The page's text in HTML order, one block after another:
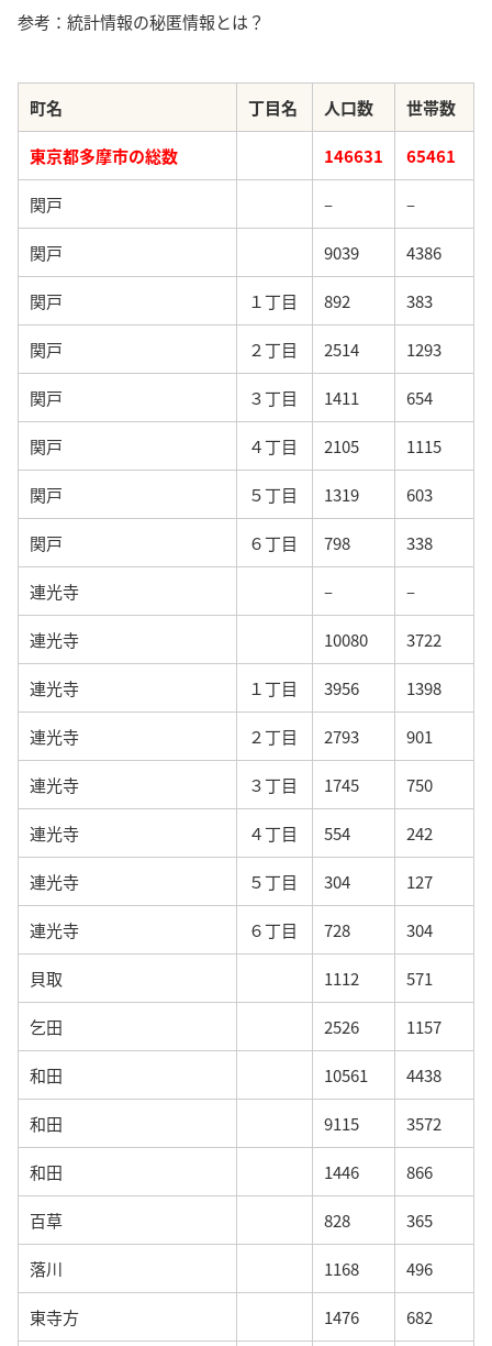
参考：統計情報の秘匿情報とは？
町名 丁目名 人口数 世帯数
東京都多摩市の総数 146631 65461
関戸 – –
関戸 9039 4386
関戸 １丁目 892 383
関戸 ２丁目 2514 1293
関戸 ３丁目 1411 654
関戸 ４丁目 2105 1115
関戸 ５丁目 1319 603
関戸 ６丁目 798 338
連光寺 – –
連光寺 10080 3722
連光寺 １丁目 3956 1398
連光寺 ２丁目 2793 901
連光寺 ３丁目 1745 750
連光寺 ４丁目 554 242
連光寺 ５丁目 304 127
連光寺 ６丁目 728 304
貝取 1112 571
乞田 2526 1157
和田 10561 4438
和田 9115 3572
和田 1446 866
百草 828 365
落川 1168 496
東寺方 1476 682